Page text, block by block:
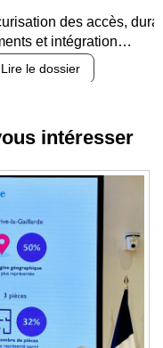
accès, durabilité des
intéresser